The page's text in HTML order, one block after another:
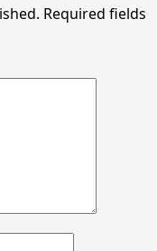
Required fields